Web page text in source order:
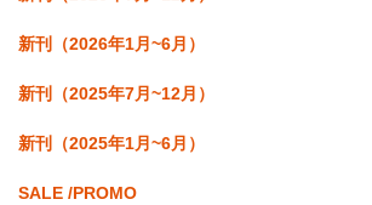
新刊（2026年1月~6月）
新刊（2025年7月~12月）
新刊（2025年1月~6月）
SALE /PROMO